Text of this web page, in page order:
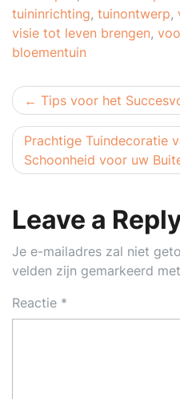
tuininrichting, tuinontwerp,
visie tot leven brengen,
bloementuin
Tips voor het
Prachtige Tuindecoratie
Schoonheid voor uw
Leave a
Je e-mailadres zal niet
velden zijn gemarkeerd met
Reactie *